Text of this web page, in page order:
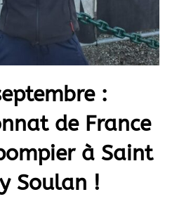
:
de France
à Saint
Soulan !